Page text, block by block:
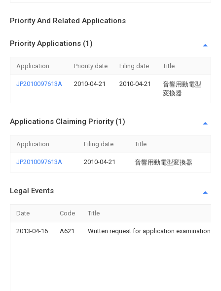
Priority And Related Applications
Priority Applications (1)
Application Priority date Filing date Title
JP2010097613A 2010-04-21 2010-04-21
音響用動電型
変換器
Applications Claiming Priority (1)
Application Filing date Title
JP2010097613A 2010-04-21 音響用動電型変換器
Legal Events
Date Code Title
2013-04-16 A621 Written request for application examination